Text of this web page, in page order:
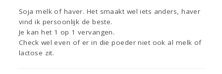
Soja melk of haver. Het smaakt wel iets anders, haver
vind ik persoonlijk de beste.
Je kan het 1 op 1 vervangen.
Check wel even of er in die poeder niet ook al melk of
lactose zit.